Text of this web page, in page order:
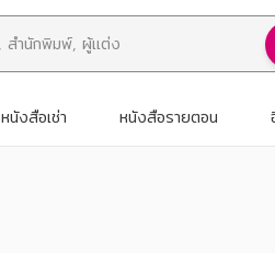
หนังสือเช่า หนังสือรายตอน